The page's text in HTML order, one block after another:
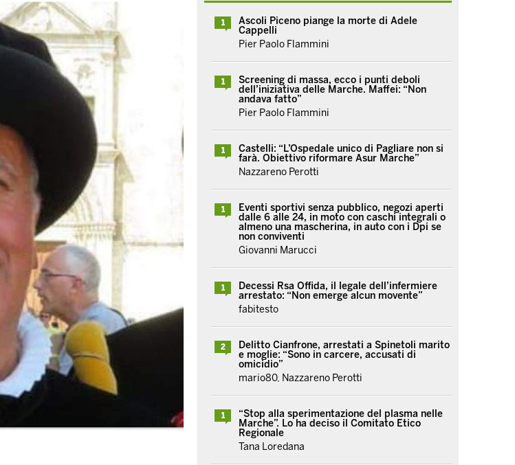
1
Ascoli Piceno piange la morte di Adele
Cappelli
Pier Paolo Flammini
1
Screening di massa, ecco i punti deboli
dell’iniziativa delle Marche. Maffei: “Non
andava fatto”
Pier Paolo Flammini
1
Castelli: “L’Ospedale unico di Pagliare non si
farà. Obiettivo riformare Asur Marche”
Nazzareno Perotti
1
Eventi sportivi senza pubblico, negozi aperti
dalle 6 alle 24, in moto con caschi integrali o
almeno una mascherina, in auto con i Dpi se
non conviventi
Giovanni Marucci
1
Decessi Rsa Offida, il legale dell’infermiere
arrestato: “Non emerge alcun movente”
fabitesto
2
Delitto Cianfrone, arrestati a Spinetoli marito
e moglie: “Sono in carcere, accusati di
omicidio”
mario80, Nazzareno Perotti
1
“Stop alla sperimentazione del plasma nelle
Marche”. Lo ha deciso il Comitato Etico
Regionale
Tana Loredana